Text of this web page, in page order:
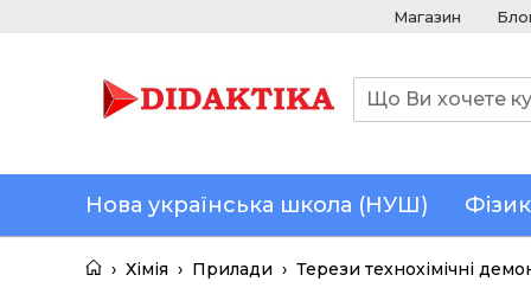
Магазин
Нова українська школа (НУШ)
› Хімія › Прилади › Терези технохімічні